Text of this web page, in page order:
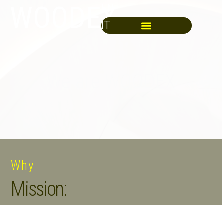
WOODEX
IT
Why
Mission: